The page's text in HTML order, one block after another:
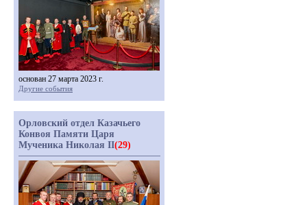
основан 27 марта 2023 г.
Другие события
Орловский отдел Казачьего
Конвоя Памяти Царя
Мученика Николая II(29)